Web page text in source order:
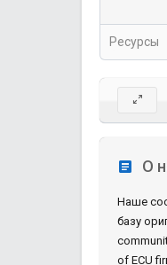
Ресурсы
О
Наше
базу
of ECU